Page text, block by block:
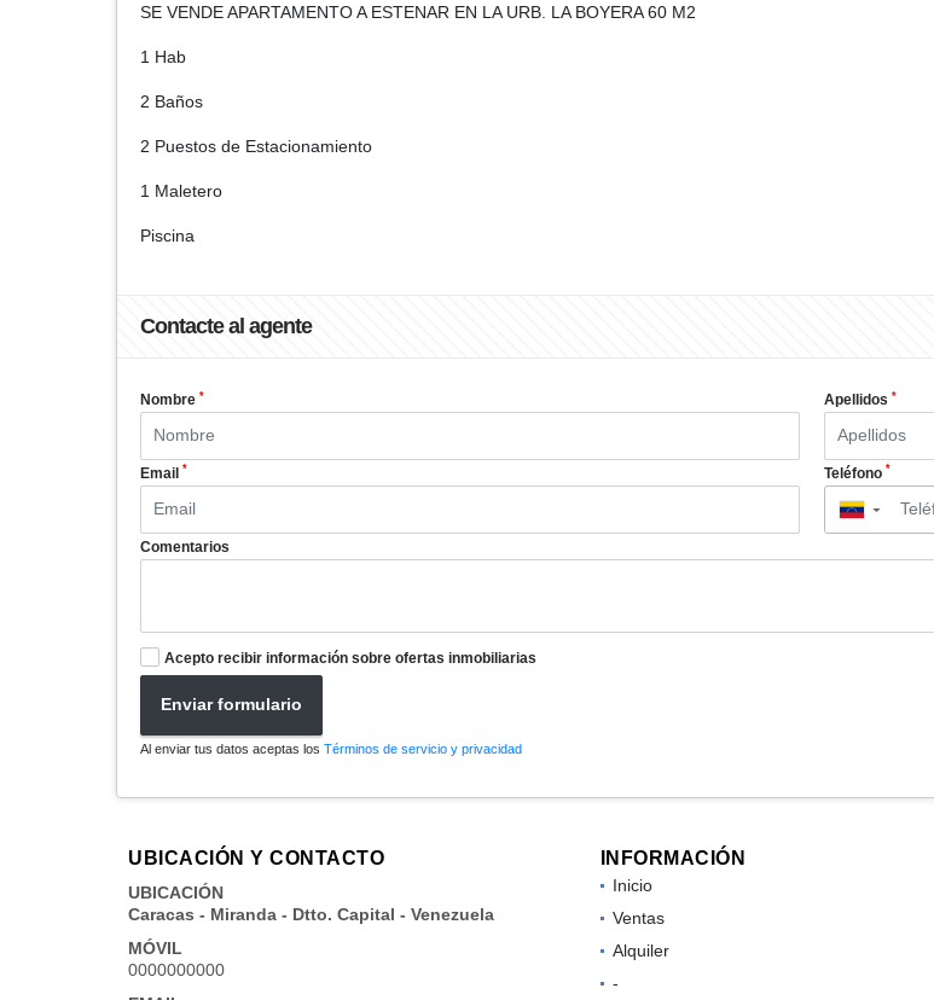
SE VENDE APARTAMENTO A ESTENAR EN LA URB. LA BOYERA 60 M2
1 Hab
2 Baños
2 Puestos de Estacionamiento
1 Maletero
Piscina
Contacte al agente
Nombre * Apellidos *
Email * Teléfono *
▼
Comentarios
Acepto recibir información sobre ofertas inmobiliarias
Enviar formulario
Al enviar tus datos aceptas los Términos de servicio y privacidad
UBICACIÓN Y CONTACTO
UBICACIÓN
Caracas - Miranda - Dtto. Capital - Venezuela
MÓVIL
0000000000
INFORMACIÓN
Inicio
Ventas
Alquiler
-